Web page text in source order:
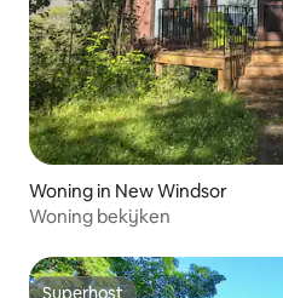
Woning in New Windsor
Woning bekijken